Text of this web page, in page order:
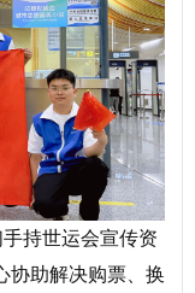
持世运会宣传资
协助解决购票、换